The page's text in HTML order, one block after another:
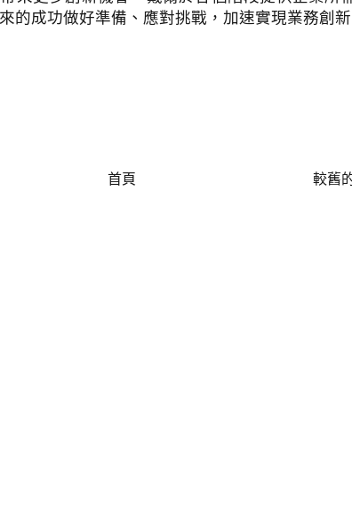
的成功做好準備、應對挑戰，加速實現業務創新
較舊
首頁